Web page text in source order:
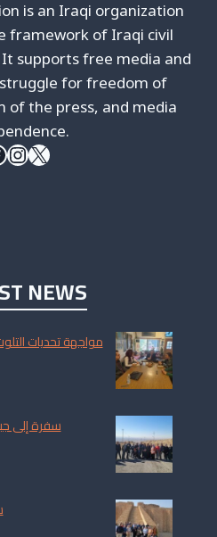
is an Iraqi organization
framework of Iraqi civil
supports free media and
for freedom of
of the press, and media
Instagram
X
NEWS
مواجهة تحديات
سفرة إلى